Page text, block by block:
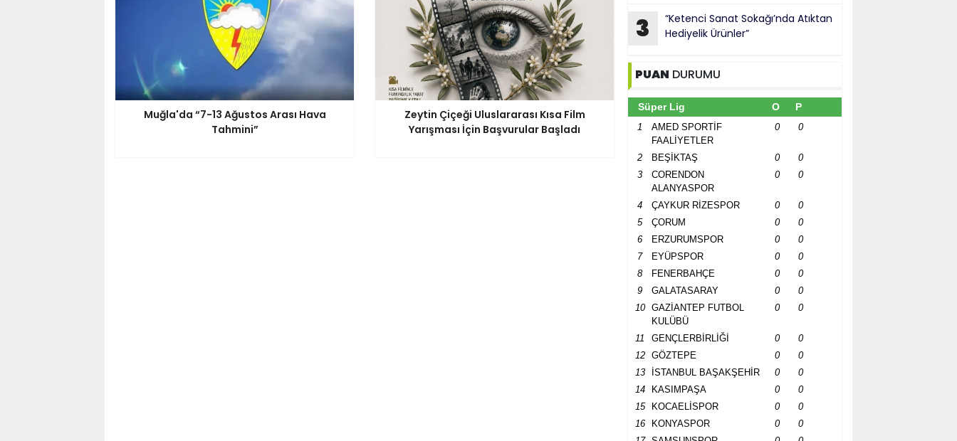
Muğla'da “7-13 Ağustos Arası Hava
Tahmini”
Zeytin Çiçeği Uluslararası Kısa Film
Yarışması İçin Başvurular Başladı
3
“Ketenci Sanat Sokağı’nda Atıktan
Hediyelik Ürünler”
PUAN DURUMU
Süper Lig O P
1
AMED SPORTİF
FAALİYETLER
0 0
2 BEŞİKTAŞ 0
0
3
CORENDON
ALANYASPOR
0 0
4 ÇAYKUR RİZESPOR 0
0
5
ÇORUM 0
0
6
ERZURUMSPOR 0
0
7
EYÜPSPOR 0
0
8
FENERBAHÇE 0
0
9
GALATASARAY 0
0
10
GAZİANTEP FUTBOL
KULÜBÜ
0 0
11 GENÇLERBİRLİĞİ 0
0
12
GÖZTEPE 0
0
13
İSTANBUL BAŞAKŞEHİR 0
0
14
KASIMPAŞA 0
0
15
KOCAELİSPOR 0
0
16
KONYASPOR 0
0